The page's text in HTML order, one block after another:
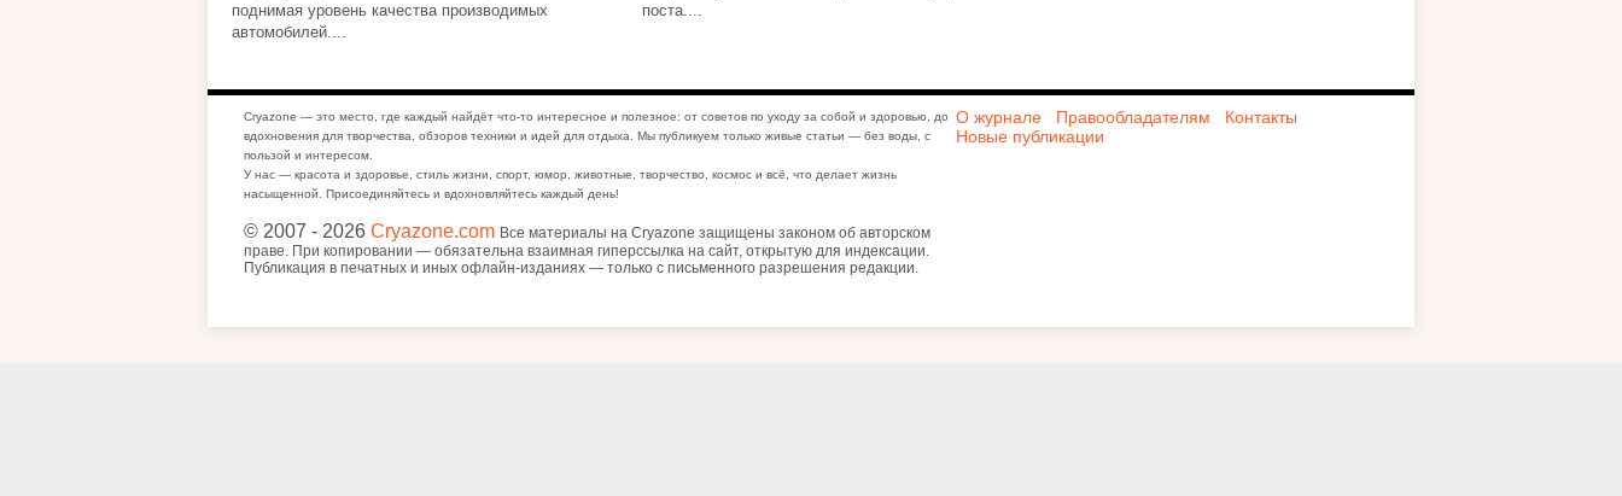
поднимая уровень качества производимых
автомобилей....
поста....
Cryazone — это место, где каждый найдёт что-то интересное и полезное: от советов по уходу за собой и здоровью, до
вдохновения для творчества, обзоров техники и идей для отдыха. Мы публикуем только живые статьи — без воды, с
пользой и интересом.
У нас — красота и здоровье, стиль жизни, спорт, юмор, животные, творчество, космос и всё, что делает жизнь
насыщенной. Присоединяйтесь и вдохновляйтесь каждый день!
© 2007 - 2026 Cryazone.com Все материалы на Cryazone защищены законом об авторском
праве. При копировании — обязательна взаимная гиперссылка на сайт, открытую для индексации.
Публикация в печатных и иных офлайн-изданиях — только с письменного разрешения редакции.
О журнале Правообладателям
Контакты
Новые публикации